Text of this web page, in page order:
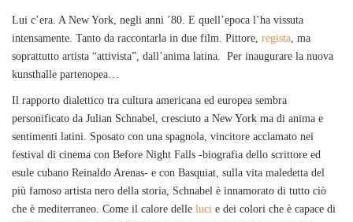
Lui c’era. A New York, negli anni ’80. E quell’epoca l’ha vissuta
intensamente. Tanto da raccontarla in due film. Pittore, regista , ma
soprattutto artista “attivista”, dall’anima latina. Per inaugurare la nuova
kunsthalle partenopea…
Il rapporto dialettico tra cultura americana ed europea sembra
personificato da Julian Schnabel, cresciuto a New York ma di anima e
sentimenti latini. Sposato con una spagnola, vincitore acclamato nei
festival di cinema con Before Night Falls -biografia dello scrittore ed
esule cubano Reinaldo Arenas- e con Basquiat, sulla vita maledetta del
più famoso artista nero della storia, Schnabel è innamorato di tutto ciò
che è mediterraneo. Come il calore delle luci e dei colori che è capace di